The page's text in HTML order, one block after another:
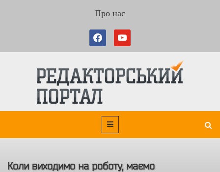
Про нас
Коли виходимо на роботу, маємо